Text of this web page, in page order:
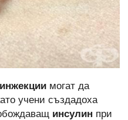
могат да
учени създадоха
инсулин при